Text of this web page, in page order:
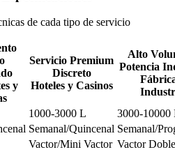
de cada tipo de servicio
y
Servicio Premium
Discreto
Hoteles y Casinos
Alto
Potencia
1000-3000 L
3000-10000
Semanal/Quincenal Semanal/
Vactor/Mini Vactor Vactor